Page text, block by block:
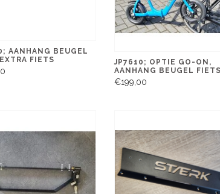
AANHANG BEUGEL
FIETS
JP7610; OPTIE GO-ON,
AANHANG BEUGEL FIETS
€199,00